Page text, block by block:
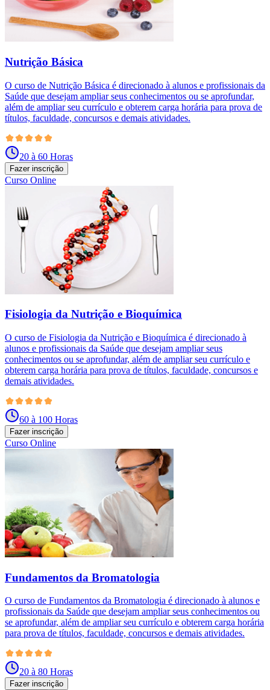
Nutrição Básica
O curso de Nutrição Básica é direcionado à alunos e profissionais da
Saúde que desejam ampliar seus conhecimentos ou se aprofundar,
além de ampliar seu currículo e obterem carga horária para prova de
títulos, faculdade, concursos e demais atividades.
20 à 60 Horas
Fazer inscrição
Curso Online
Fisiologia da Nutrição e Bioquímica
O curso de Fisiologia da Nutrição e Bioquímica é direcionado à
alunos e profissionais da Saúde que desejam ampliar seus
conhecimentos ou se aprofundar, além de ampliar seu currículo e
obterem carga horária para prova de títulos, faculdade, concursos e
demais atividades.
60 à 100 Horas
Fazer inscrição
Curso Online
Fundamentos da Bromatologia
O curso de Fundamentos da Bromatologia é direcionado à alunos e
profissionais da Saúde que desejam ampliar seus conhecimentos ou
se aprofundar, além de ampliar seu currículo e obterem carga horária
para prova de títulos, faculdade, concursos e demais atividades.
20 à 80 Horas
Fazer inscrição